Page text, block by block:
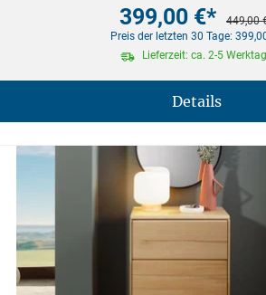
399,00 €*
449,00
Preis der letzten 30 Tage:
Lieferzeit: ca. 2-5
Details